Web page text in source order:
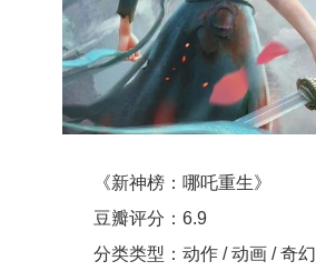
《新神榜：哪吒重生》
豆瓣评分：6.9
分类类型：动作 / 动画 / 奇幻